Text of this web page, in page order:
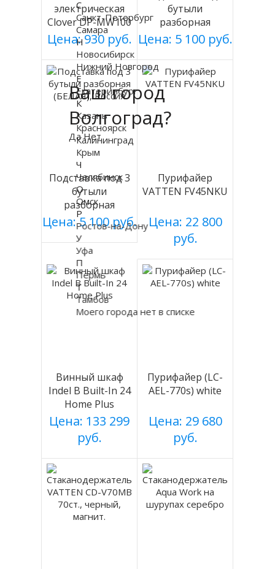
электрическая
Clover DP-MW100
на батарейках
Цена: 930 руб.
бутыли
разборная
(СЕРАЯ), Россия
Цена: 5 100 руб.
Подставка под 3
бутыли
разборная
(БЕЛАЯ), Россия
Цена: 5 100 руб.
Пурифайер
VATTEN FV45NKU
Цена: 22 800
руб.
Винный шкаф
Indel B Built-In 24
Home Plus
Цена: 133 299
руб.
Пурифайер (LC-
AEL-770s) white
Цена: 29 680
руб.
Ваш город
Волгоград?
Да Нет
С
Санкт-Петербург
Самара
Н
Новосибирск
Нижний Новгород
Е
Екатеринбург
К
Казань
Красноярск
Калининград
Крым
Ч
Челябинск
О
Омск
Р
Ростов-на-Дону
У
Уфа
П
Пермь
Т
Тамбов
Моего города нет в списке